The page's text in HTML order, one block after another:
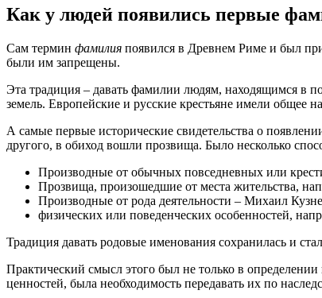
Как у людей появились первые
Сам термин фамилия появился в Древнем Риме и был
были им запрещены.
Эта традиция – давать фамилии людям, находящимся в
земель. Европейские и русские крестьяне имели общее
А самые первые исторические свидетельства о
другого, в обиход вошли прозвища. Было несколько
Производные от обычных повседневных или
Прозвища, произошедшие от места жительства,
Производные от рода деятельности – Михаил
физических или поведенческих особенностей,
Традиция давать родовые именования сохранилась и
Практический смысл этого был не только в
ценностей, была необходимость передавать их по